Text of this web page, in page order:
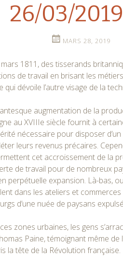
26/03/
MARS 28, 2019
1811, des tisserands
de travail en brisant les
qui dévoile l’autre visage de la
augmentation de la
au XVIIIe siècle fournit à
nécessaire pour disposer
leurs revenus précaires.
cet accroissement de la
de travail pour de nombreux
perpétuelle expansion. Là-bas,
dans les ateliers et
d’une nuée de paysans
zones urbaines, les gens
Paine, témoignant même
la tête de la Révolution française.